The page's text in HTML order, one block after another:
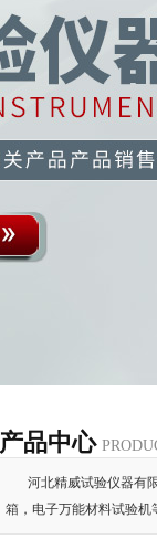
产品中心
河北精威试验仪器有
箱，电子万能材料试验机